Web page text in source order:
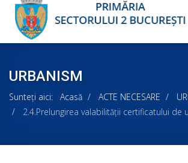
URBANISM
Sunteți aici: Acasă ACTE NECESARE
2.4.Prelungirea valabilităţii certificatului de